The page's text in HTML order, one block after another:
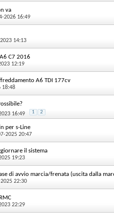
va
2026 16:49
14:13
C7 2016
12:19
A6 TDI 177cv
18:48
16:49 1 2
per s-Line
2025 20:47
il sistema
19:23
di avvio marcia/frenata (uscita dalla
22:30
22:29